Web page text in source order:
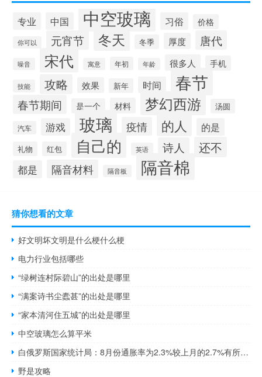
专业 中国 中空玻璃 习俗 价格
你可以 元宵节 冬天 冬季 厚度 唐代
噪音 宋代 寓意 年初 年龄 很多人 手机
技能 攻略 效果 新年 时间 春节
春节期间 是一个 材料 梦幻西游 汤圆
汽车 游戏 玻璃 疫情 的人 的是
礼物 红包 自己的 英语 诗人 还不
都是 隔音材料 隔音板 隔音棉
猜你想看的文章
好文明坏文明是什么梗什么梗
电力行业包括哪些
“绿树连村际碧山”的出处是哪里
“满案诗书尘蠹甚”的出处是哪里
“家本清河住五城”的出处是哪里
中空玻璃怎么算平米
白俄罗斯国家统计局：8月份通胀率为2.3%较上月的2.7%有所下降
野是攻略